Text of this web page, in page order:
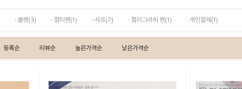
· 볼펜(3) · 멀티펜(1) · 샤프(7) · 캘리그라피 펜(1) · 개인결제(1)
등록순 리뷰순 높은가격순 낮은가격순